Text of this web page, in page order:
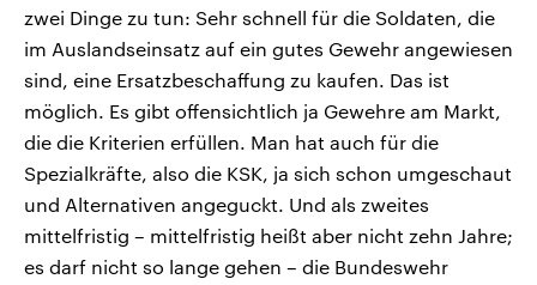
zwei Dinge zu tun: Sehr schnell für die Soldaten, die
im Auslandseinsatz auf ein gutes Gewehr angewiesen
sind, eine Ersatzbeschaffung zu kaufen. Das ist
möglich. Es gibt offensichtlich ja Gewehre am Markt,
die die Kriterien erfüllen. Man hat auch für die
Spezialkräfte, also die KSK, ja sich schon umgeschaut
und Alternativen angeguckt. Und als zweites
mittelfristig – mittelfristig heißt aber nicht zehn Jahre;
es darf nicht so lange gehen – die Bundeswehr